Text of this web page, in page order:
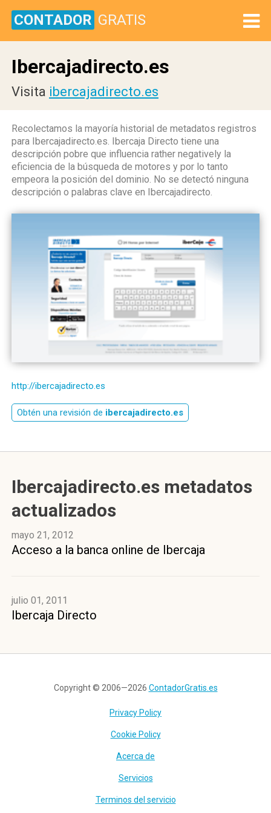
CONTADOR GRATIS
Ibercajadirecto.es
Visita ibercajadirecto.es
Recolectamos la mayoría historial de metadatos registros
para Ibercajadirecto.es. Ibercaja Directo tiene una
descripción pobre que influencia rather negatively la
eficiencia de la búsqueda de motores y por lo tanto
empeora la posición del dominio. No se detectó ninguna
descripción o palabras clave en Ibercajadirecto.
http://ibercajadirecto.es
Obtén una revisión de ibercajadirecto.es
Ibercajadirecto.es metadatos
actualizados
mayo 21, 2012
Acceso a la banca online de Ibercaja
julio 01, 2011
Ibercaja Directo
Copyright © 2006—2026 ContadorGratis.es
Privacy Policy
Cookie Policy
Acerca de
Servicios
Terminos del servicio